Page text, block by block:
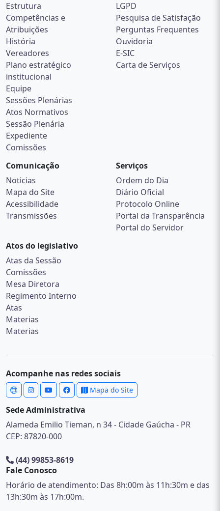
Estrutura
Competências e
Atribuições
História
Vereadores
Plano estratégico
institucional
Equipe
Sessões Plenárias
Atos Normativos
Sessão Plenária
Expediente
Comissões
LGPD
Pesquisa de Satisfação
Perguntas Frequentes
Ouvidoria
E-SIC
Carta de Serviços
Comunicação
Noticias
Mapa do Site
Acessibilidade
Transmissões
Serviços
Ordem do Dia
Diário Oficial
Protocolo Online
Portal da Transparência
Portal do Servidor
Atos do legislativo
Atas da Sessão
Comissões
Mesa Diretora
Regimento Interno
Atas
Materias
Materias
Acompanhe nas redes sociais
Mapa do Site
Sede Administrativa
Alameda Emilio Tieman, n 34 - Cidade Gaúcha - PR
CEP: 87820-000
(44) 99853-8619
Fale Conosco
Horário de atendimento: Das 8h:00m às 11h:30m e das
13h:30m às 17h:00m.